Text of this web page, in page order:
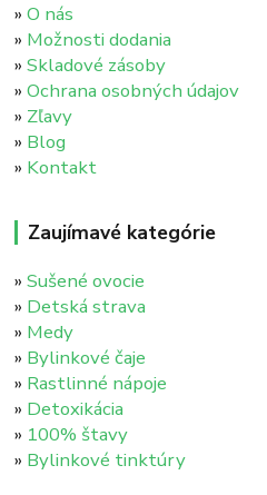
»O nás
» Možnosti dodania
»Skladové zásoby
»Ochrana osobných údajov
» Zľavy
» Blog
» Kontakt
Zaujímavé kategórie
»Sušené ovocie
» Detská strava
» Medy
» Bylinkové čaje
» Rastlinné nápoje
» Detoxikácia
» 100% štavy
» Bylinkové tinktúry